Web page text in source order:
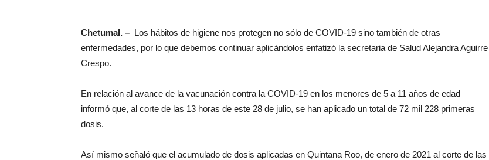
Chetumal. – Los hábitos de higiene nos protegen no sólo de COVID-19 sino también de otras
enfermedades, por lo que debemos continuar aplicándolos enfatizó la secretaria de Salud Alejandra Aguirre
Crespo.
En relación al avance de la vacunación contra la COVID-19 en los menores de 5 a 11 años de edad
informó que, al corte de las 13 horas de este 28 de julio, se han aplicado un total de 72 mil 228 primeras
dosis.
Así mismo señaló que el acumulado de dosis aplicadas en Quintana Roo, de enero de 2021 al corte de las